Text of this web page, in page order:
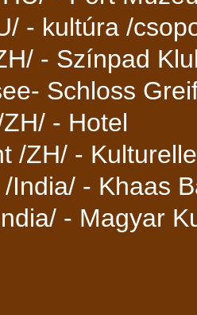
- kultúra /
- Színpad
Schloss
- Hotel
/ZH/ -
India/ - Khaas
- Magyar